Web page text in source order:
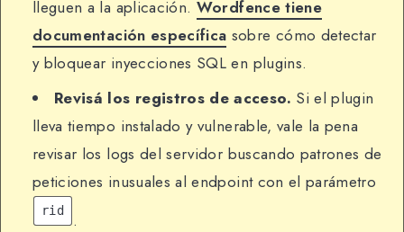
lleguen a la aplicación. Wordfence tiene
documentación específica sobre cómo detectar
y bloquear inyecciones SQL en plugins.
Revisá los registros de acceso. Si el plugin
lleva tiempo instalado y vulnerable, vale la pena
revisar los logs del servidor buscando patrones de
peticiones inusuales al endpoint con el parámetro
rid .